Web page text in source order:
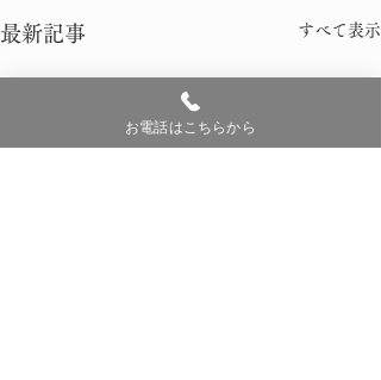
最新記事 すべて表示
お電話はこちらから